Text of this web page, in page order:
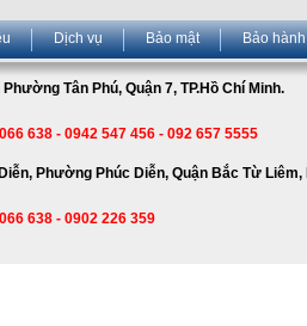
Dịch vụ Bảo mật Bảo hành
Tân Phú, Quận 7, TP.Hồ Chí Minh.
638 - 0942 547 456 - 092 657 5555
Phường Phúc Diễn, Quận Bắc Từ Liêm,
638 - 0902 226 359